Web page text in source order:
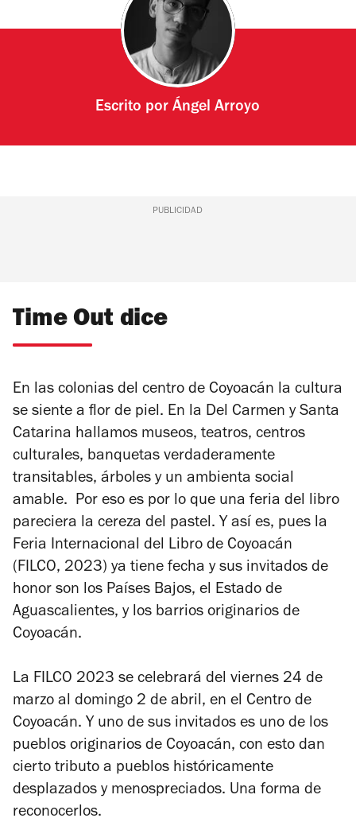
Escrito porÁngel Arroyo
PUBLICIDAD
Time Out dice
En las colonias del centro de Coyoacán la cultura
se siente a flor de piel. En la Del Carmen y Santa
Catarina hallamos museos, teatros, centros
culturales, banquetas verdaderamente
transitables, árboles y un ambienta social
amable. Por eso es por lo que una feria del libro
pareciera la cereza del pastel. Y así es, pues la
Feria Internacional del Libro de Coyoacán
(FILCO, 2023) ya tiene fecha y sus invitados de
honor son los Países Bajos, el Estado de
Aguascalientes, y los barrios originarios de
Coyoacán.
La FILCO 2023 se celebrará del viernes 24 de
marzo al domingo 2 de abril, en el Centro de
Coyoacán. Y uno de sus invitados es uno de los
pueblos originarios de Coyoacán, con esto dan
cierto tributo a pueblos históricamente
desplazados y menospreciados. Una forma de
reconocerlos.